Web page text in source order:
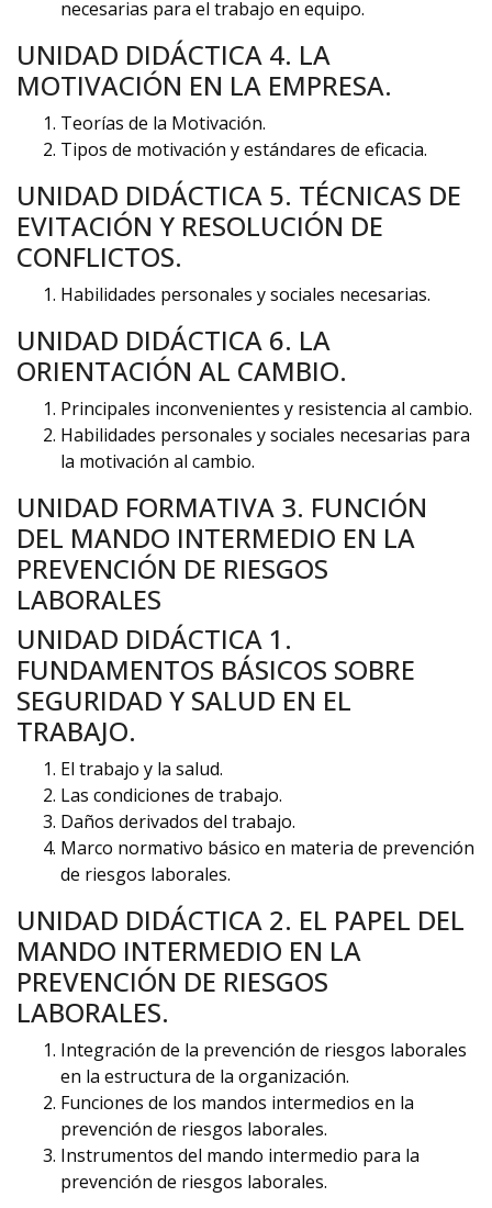
necesarias para el trabajo en equipo.
UNIDAD DIDÁCTICA 4. LA
MOTIVACIÓN EN LA EMPRESA.
Teorías de la Motivación.
Tipos de motivación y estándares de eficacia.
UNIDAD DIDÁCTICA 5. TÉCNICAS DE
EVITACIÓN Y RESOLUCIÓN DE
CONFLICTOS.
Habilidades personales y sociales necesarias.
UNIDAD DIDÁCTICA 6. LA
ORIENTACIÓN AL CAMBIO.
Principales inconvenientes y resistencia al cambio.
Habilidades personales y sociales necesarias para
la motivación al cambio.
UNIDAD FORMATIVA 3. FUNCIÓN
DEL MANDO INTERMEDIO EN LA
PREVENCIÓN DE RIESGOS
LABORALES
UNIDAD DIDÁCTICA 1.
FUNDAMENTOS BÁSICOS SOBRE
SEGURIDAD Y SALUD EN EL
TRABAJO.
El trabajo y la salud.
Las condiciones de trabajo.
Daños derivados del trabajo.
Marco normativo básico en materia de prevención
de riesgos laborales.
UNIDAD DIDÁCTICA 2. EL PAPEL DEL
MANDO INTERMEDIO EN LA
PREVENCIÓN DE RIESGOS
LABORALES.
Integración de la prevención de riesgos laborales
en la estructura de la organización.
Funciones de los mandos intermedios en la
prevención de riesgos laborales.
Instrumentos del mando intermedio para la
prevención de riesgos laborales.